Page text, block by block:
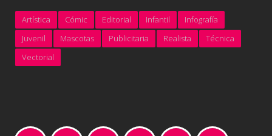
Artística Cómic Editorial Infantil
Infografía
Juvenil
Mascotas Publicitaria Realista
Técnica
Vectorial